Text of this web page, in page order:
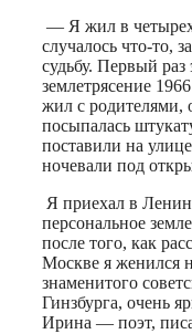
— Я жил в четырех
случалось что-то,
судьбу. Первый
землетрясение
жил с родителями,
посыпалась
поставили на
ночевали под
Я приехал в
персональное
после того, как
Москве я женился
знаменитого
Гинзбурга, очень
Ирина — поэт,